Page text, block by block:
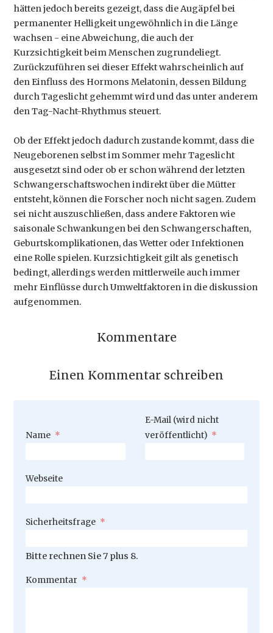
hätten jedoch bereits gezeigt, dass die Augäpfel bei
permanenter Helligkeit ungewöhnlich in die Länge
wachsen - eine Abweichung, die auch der
Kurzsichtigkeit beim Menschen zugrundeliegt.
Zurückzuführen sei dieser Effekt wahrscheinlich auf
den Einfluss des Hormons Melatonin, dessen Bildung
durch Tageslicht gehemmt wird und das unter anderem
den Tag-Nacht-Rhythmus steuert.
Ob der Effekt jedoch dadurch zustande kommt, dass die
Neugeborenen selbst im Sommer mehr Tageslicht
ausgesetzt sind oder ob er schon während der letzten
Schwangerschaftswochen indirekt über die Mütter
entsteht, können die Forscher noch nicht sagen. Zudem
sei nicht auszuschließen, dass andere Faktoren wie
saisonale Schwankungen bei den Schwangerschaften,
Geburtskomplikationen, das Wetter oder Infektionen
eine Rolle spielen. Kurzsichtigkeit gilt als genetisch
bedingt, allerdings werden mittlerweile auch immer
mehr Einflüsse durch Umweltfaktoren in die diskussion
aufgenommen.
Kommentare
Einen Kommentar schreiben
Pflichtfeld
Name *
Pflichtfeld
E-Mail (wird nicht
veröffentlicht) *
Webseite
Pflichtfeld
Sicherheitsfrage *
Bitte rechnen Sie 7 plus 8.
Pflichtfeld
Kommentar *